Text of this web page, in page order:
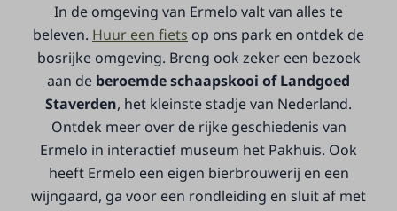
In de omgeving van Ermelo valt van alles te
beleven. Huur een fiets op ons park en ontdek de
bosrijke omgeving. Breng ook zeker een bezoek
aan de beroemde schaapskooi of Landgoed
Staverden, het kleinste stadje van Nederland.
Ontdek meer over de rijke geschiedenis van
Ermelo in interactief museum het Pakhuis. Ook
heeft Ermelo een eigen bierbrouwerij en een
wijngaard, ga voor een rondleiding en sluit af met